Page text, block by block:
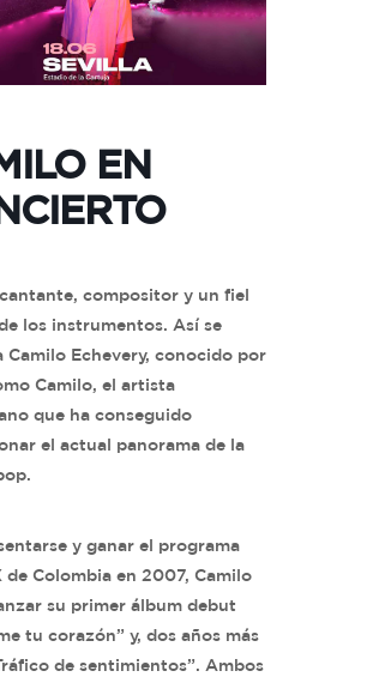
EN
compositor y un fiel
los instrumentos. Así se
Camilo Echevery, conocido por
Camilo, el artista
que ha conseguido
el actual panorama de la
y ganar el programa
de Colombia en 2007, Camilo
su primer álbum debut
tu corazón” y, dos años más
de sentimientos”. Ambos